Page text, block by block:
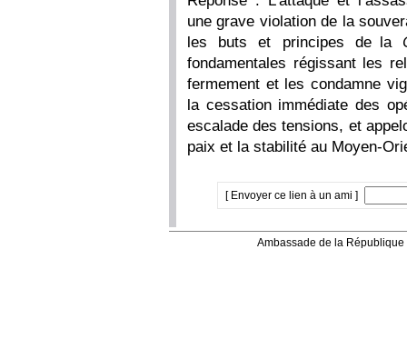
une grave violation de la
les buts et principes de la
fondamentales régissant les
fermement et les condamne
la cessation immédiate des
escalade des tensions, et
paix et la stabilité au Moyen-
[ Envoyer ce lien à un ami ]
Ambassade de la